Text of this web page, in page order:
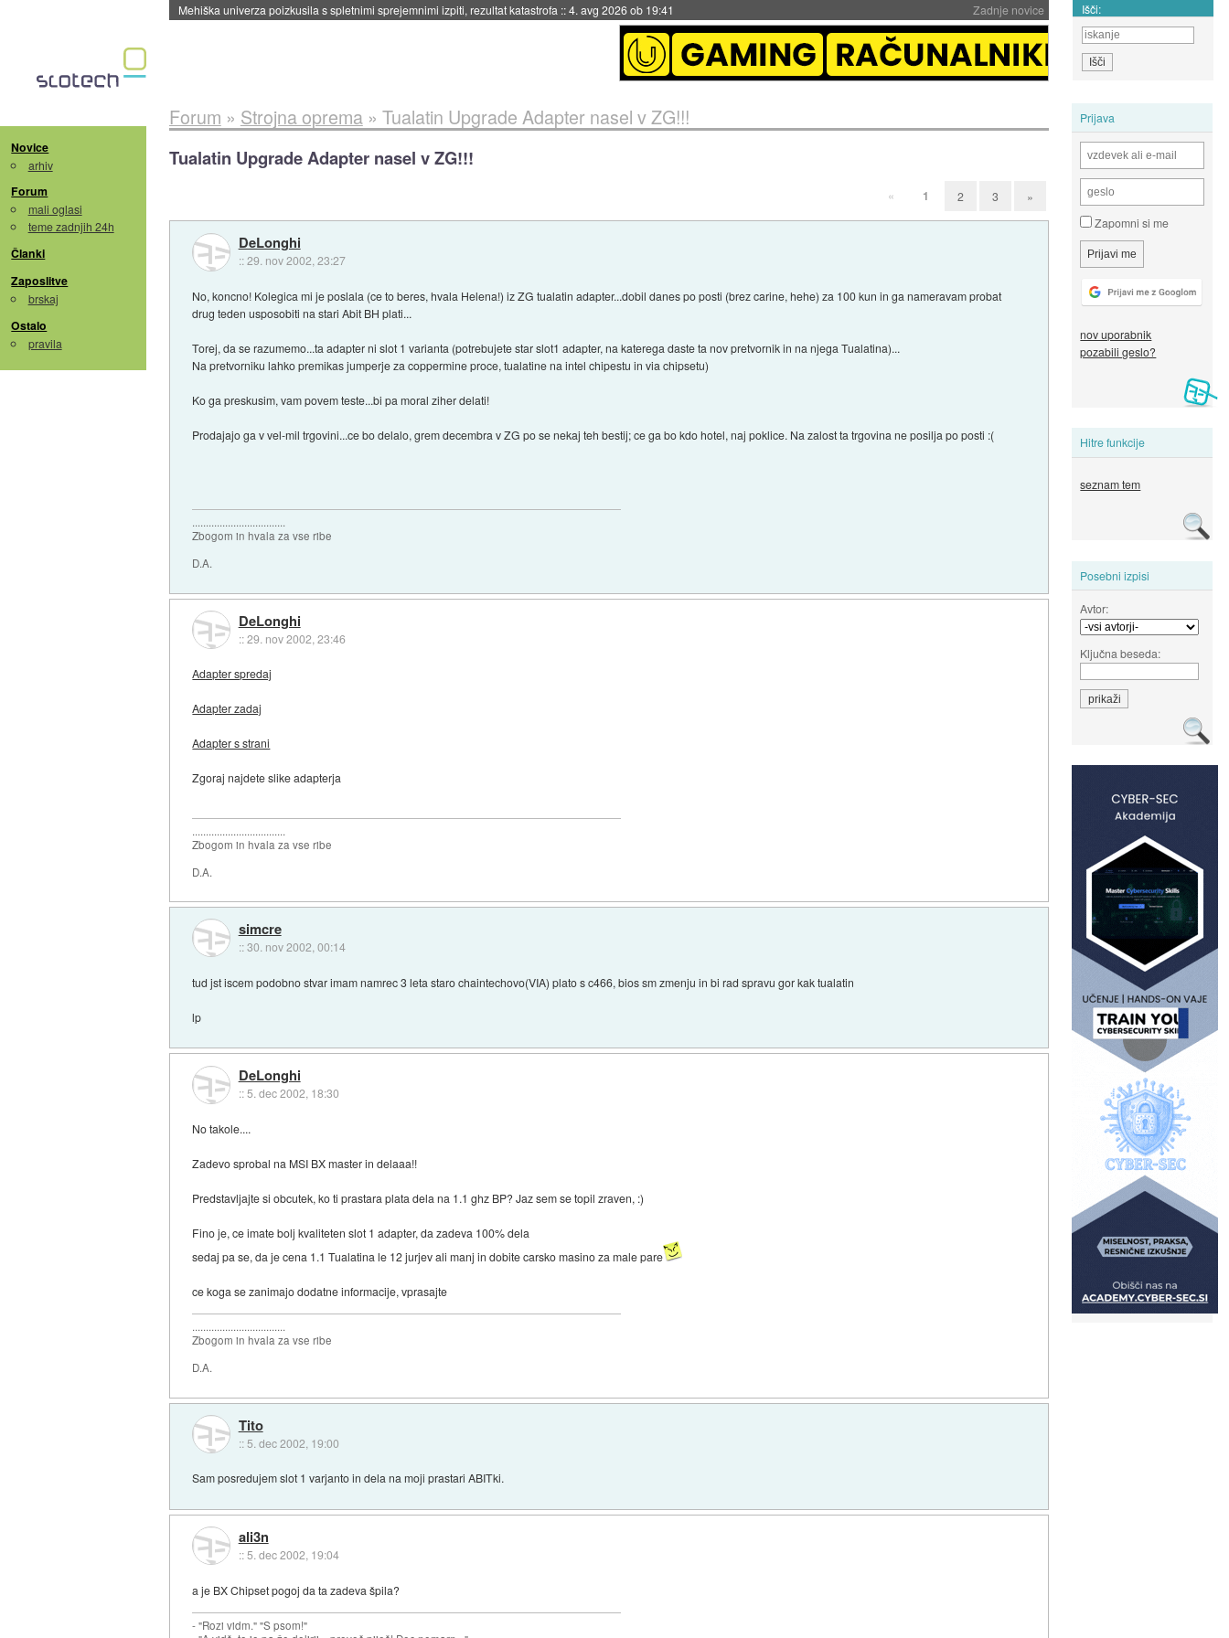
Zadnje novice
Evropska vesoljska agencija razvija svojo raketo za večkratno uporabo::4. avg 2026 ob 19:41 Išči:
Novice
arhiv
Forum
mali oglasi
teme zadnjih 24h
Članki
Zaposlitve
brskaj
Ostalo
pravila
Prijava
Zapomni si me
nov uporabnik
pozabili geslo?
Hitre funkcije
seznam tem
Posebni izpisi
Avtor:
Ključna beseda:
Forum » Strojna oprema» Tualatin Upgrade Adapter nasel v ZG!!!
Tualatin Upgrade Adapter nasel v ZG!!!
« 1 2 3 »
DeLonghi
::29. nov 2002, 23:27
No, koncno! Kolegica mi je poslala (ce to beres, hvala Helena!) iz ZG tualatin adapter...dobil danes po posti (brez carine, hehe) za 100 kun in ga nameravam probat
drug teden usposobiti na stari Abit BH plati...
Torej, da se razumemo...ta adapter ni slot 1 varianta (potrebujete star slot1 adapter, na katerega daste ta nov pretvornik in na njega Tualatina)...
Na pretvorniku lahko premikas jumperje za coppermine proce, tualatine na intel chipestu in via chipsetu)
Ko ga preskusim, vam povem teste...bi pa moral ziher delati!
Prodajajo ga v vel-mil trgovini...ce bo delalo, grem decembra v ZG po se nekaj teh bestij; ce ga bo kdo hotel, naj poklice. Na zalost ta trgovina ne posilja po posti :(
..................................
Zbogom in hvala za vse ribe
D.A.
DeLonghi
::29. nov 2002, 23:46
Adapter spredaj
Adapter zadaj
Adapter s strani
Zgoraj najdete slike adapterja
..................................
Zbogom in hvala za vse ribe
D.A.
simcre
::30. nov 2002, 00:14
tud jst iscem podobno stvar imam namrec 3 leta staro chaintechovo(VIA) plato s c466, bios sm zmenju in bi rad spravu gor kak tualatin
lp
DeLonghi
::5. dec 2002, 18:30
No takole....
Zadevo sprobal na MSI BX master in delaaa!!
Predstavljajte si obcutek, ko ti prastara plata dela na 1.1 ghz BP? Jaz sem se topil zraven, :)
Fino je, ce imate bolj kvaliteten slot 1 adapter, da zadeva 100% dela
sedaj pa se, da je cena 1.1 Tualatina le 12 jurjev ali manj in dobite carsko masino za male pare
ce koga se zanimajo dodatne informacije, vprasajte
..................................
Zbogom in hvala za vse ribe
D.A.
Tito
:: 5. dec 2002, 19:00
Sam posredujem slot 1 varjanto in dela na moji prastari ABITki.
ali3n
::5. dec 2002, 19:04
a je BX Chipset pogoj da ta zadeva špila?
- "Rozi vidm." "S psom!"